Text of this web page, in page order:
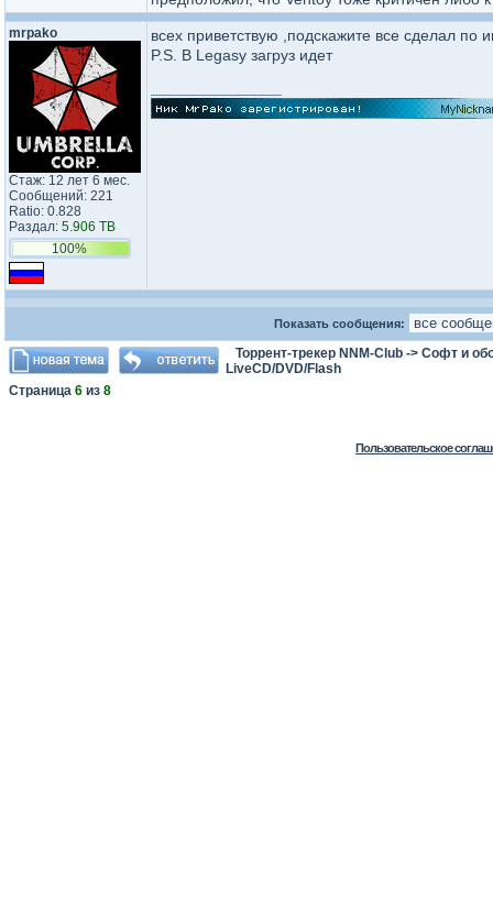
mrpako
Стаж: 12 лет 6 мес.
Сообщений: 221
Ratio: 0.828
Раздал: 5.906 TB
100%
всех приветствую ,подскажите все сделал по
P.S. В Legasy загруз идет
Показать сообщения:
Торрент-трекер NNM-Club -> Софт и
LiveCD/DVD/Flash
Страница 6 из 8
Пользовательское